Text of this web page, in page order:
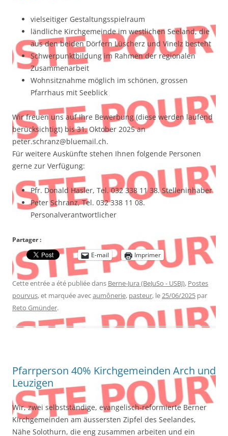
vielseitiger Gestaltungsspielraum
ländliche Kirchgemeinde im westlichen Seeland, die
aus den beiden Dörfern Lüscherz und Vinelz besteht
Schwerpunktbildung im Rahmen der regionalen
Zusammenarbeit
Wohnsitznahme möglich im schönen, grossen
Pfarrhaus mit Seeblick
Wir freuen uns auf Ihre Bewerbung (diese werden laufend
berücksichtigt) bis 31. Oktober 2025 an
peter.schranz@bluemail.ch.
Für weitere Auskünfte stehen Ihnen folgende Personen
gerne zur Verfügung:
Pfr. Donald Hasler, Tel. 032 338 11 38. Stelleninhaber
Peter Schranz, Tel. 032 338 11 08.
Personalverantwortlicher
Partager :
E-mail
Imprimer
Cette entrée a été publiée dans Berne-Jura (BeJuSo - USBJ), Postes
pourvus, et marquée avecaumônerie, pasteur, le25/06/2025 par
Reto Gmünder.
Pfarrperson 40% Kirchgemeinden Arch und
Leuzigen
Wir, zwei selbstständige, evangelisch-reformierte Berner
Kirchgemeinden am äussersten Zipfel des Seelandes,
Nähe Solothurn, die eng zusammen arbeiten und ein